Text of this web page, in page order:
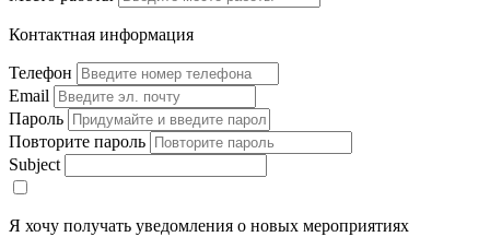
Контактная информация
Телефон
Email
Пароль
Повторите пароль
Subject
Я хочу получать уведомления о новых мероприятиях